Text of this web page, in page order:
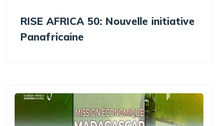
RISE AFRICA 50: Nouvelle initiative
Panafricaine